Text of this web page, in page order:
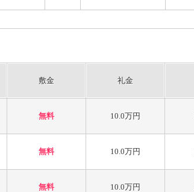
敷金 礼金
無料 10.0万円
無料 10.0万円
無料 10.0万円